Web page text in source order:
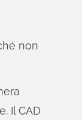
non
Il CAD